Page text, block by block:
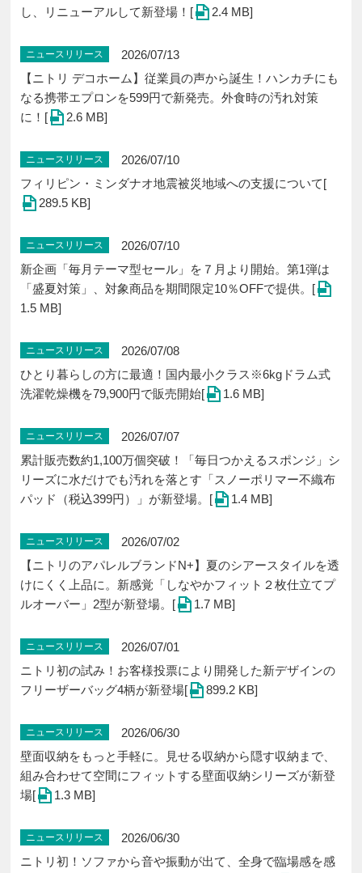
し、リニューアルして新登場！[
2.4 MB]
ニュースリリース
2026/07/13
【ニトリ デコホーム】従業員の声から誕生！ハンカチにも
なる携帯エプロンを599円で新発売。外食時の汚れ対策
に！[
2.6 MB]
ニュースリリース
2026/07/10
フィリピン・ミンダナオ地震被災地域への支援について[
289.5 KB]
ニュースリリース
2026/07/10
新企画「毎月テーマ型セール」を７月より開始。第1弾は
「盛夏対策」、対象商品を期間限定10％OFFで提供。[
1.5 MB]
ニュースリリース
2026/07/08
ひとり暮らしの方に最適！国内最小クラス※6kgドラム式
洗濯乾燥機を79,900円で販売開始[
1.6 MB]
ニュースリリース
2026/07/07
累計販売数約1,100万個突破！「毎日つかえるスポンジ」シ
リーズに水だけでも汚れを落とす「スノーポリマー不織布
パッド（税込399円）」が新登場。[
1.4 MB]
ニュースリリース
2026/07/02
【ニトリのアパレルブランドN+】夏のシアースタイルを透
けにくく上品に。新感覚「しなやかフィット２枚仕立てプ
ルオーバー」2型が新登場。[
1.7 MB]
ニュースリリース
2026/07/01
ニトリ初の試み！お客様投票により開発した新デザインの
フリーザーバッグ4柄が新登場[
899.2 KB]
ニュースリリース
2026/06/30
壁面収納をもっと手軽に。見せる収納から隠す収納まで、
組み合わせて空間にフィットする壁面収納シリーズが新登
場[
1.3 MB]
ニュースリリース
2026/06/30
ニトリ初！ソファから音や振動が出て、全身で臨場感を感